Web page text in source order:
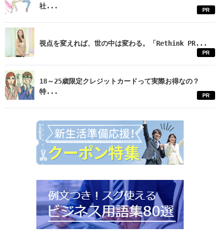
社...
PR
視点を変えれば、世の中は変わる。「Rethink PR...
PR
18～25歳限定クレジットカードって実際お得なの？
特...
PR